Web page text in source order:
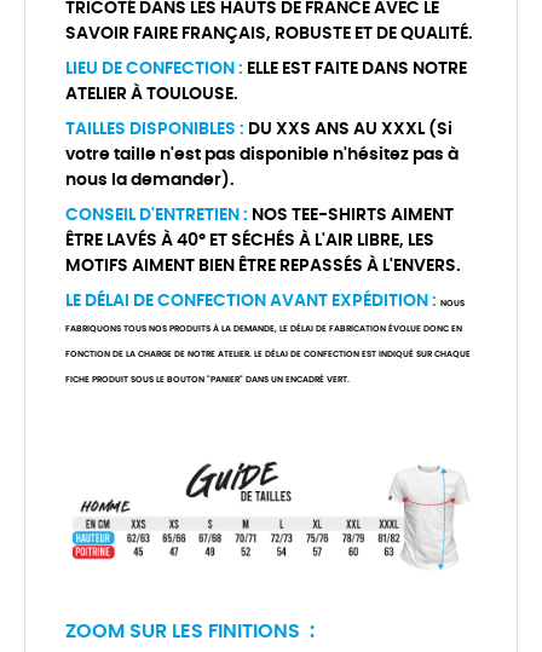
TRICOTÉ DANS LES HAUTS DE FRANCE AVEC LE
SAVOIR FAIRE FRANÇAIS, ROBUSTE ET DE QUALITÉ.
LIEU DE CONFECTION : ELLE EST FAITE DANS NOTRE
ATELIER À TOULOUSE.
TAILLES DISPONIBLES : DU XXS ANS AU XXXL (Si
votre taille n'est pas disponible n'hésitez pas à
nous la demander).
CONSEIL D'ENTRETIEN : NOS TEE-SHIRTS AIMENT
ÊTRE LAVÉS À 40° ET SÉCHÉS À L'AIR LIBRE, LES
MOTIFS AIMENT BIEN ÊTRE REPASSÉS À L'ENVERS.
LE DÉLAI DE CONFECTION AVANT EXPÉDITION : NOUS
FABRIQUONS TOUS NOS PRODUITS À LA DEMANDE, LE DÉLAI DE FABRICATION ÉVOLUE DONC EN
FONCTION DE LA CHARGE DE NOTRE ATELIER. LE DÉLAI DE CONFECTION EST INDIQUÉ SUR CHAQUE
FICHE PRODUIT SOUS LE BOUTON "PANIER" DANS UN ENCADRÉ VERT.
ZOOM SUR LES FINITIONS :